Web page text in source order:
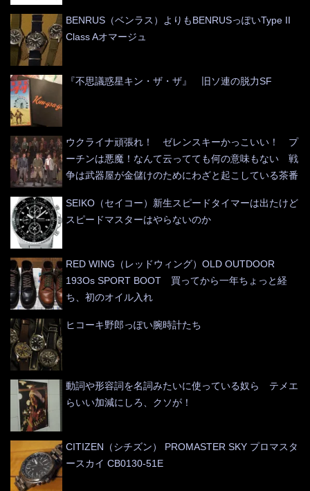
BENRUS（ベンラス）よりもBENRUSっぽいType II
Class Aオマージュ
『不思議惑星キン・ザ・ザ』 旧ソ連の脱力SF
ウクライナ頑張れ！ ゼレンスキーかっこいい！ プ
ーチンは悪魔！なんて云ってても何の意味もない 戦
争は武器屋が金儲けのためにわざと起こしている茶番
SEIKO（セイコー）新生スピードタイマーは出たけど
スピードマスターはやらないのか
RED WING（レッドウィング）OLD OUTDOOR
193Os SPORT BOOT 買ってから一年ちょっと経
ち、初のオイル入れ
ヒコーキ野郎っぽい腕時計たち
動詞や形容詞を名詞みたいに使っている奴ら テメエ
らいい加減にしろ、クソが！
CITIZEN（シチズン） PROMASTER SKY プロマスタ
ースカイ CB0130-51E